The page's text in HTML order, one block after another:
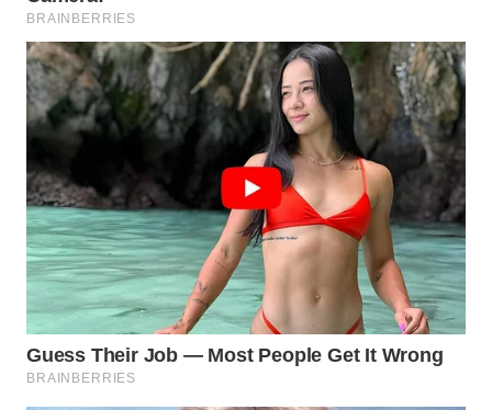
WN
TANJUNG
LESUNG
WN
WN
SIMALUNGUN
WN
LABUHANBATU
WN